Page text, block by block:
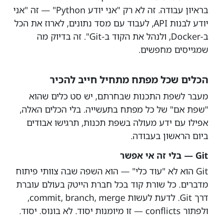
בראיון עבודה. זה לא רק "אני יודע Python" — זה "אני
יודע לבנות API, לעבוד עם מסד נתונים, לארוז את הכל
ב-Docker, ולנהל את הקוד ב-Git". זה בדיוק מה
שמגייסים מחפשים.
הכלים שכל מפתח מתחיל חייב להכיר
מעבר לשפת התכנות שבחרתם, יש סט כלים שהוא
"שפת אם" של כל מפתח בתעשייה. בלי הכלים האלה,
אפילו עם ידע מעולה בשפת תכנות, תרגישו אבודים
ביום הראשון בעבודה.
Git — בלי זה אי אפשר
Git הוא לא "עוד כלי" — הוא השפה שבה צוותי פיתוח
מדברים. כל שורת קוד בכל חברת הייטק בעולם עוברת
דרך Git. לדעת לעשות commit, branch, merge,
ולפתור conflicts — זו מיומנות יסוד. לא בונוס. יסוד.